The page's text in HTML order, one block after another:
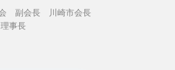
会 副会長 川崎市会長
事長